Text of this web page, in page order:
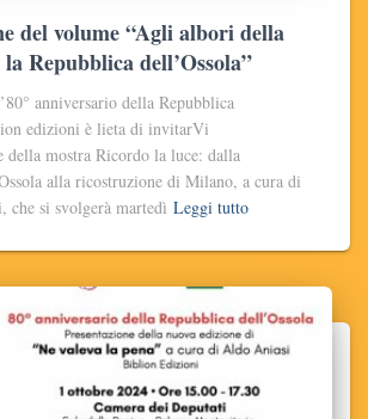
del volume “Agli albori della
Repubblica dell’Ossola”
anniversario della Repubblica
edizioni è lieta di invitarVi
della mostra Ricordo la luce: dalla
alla ricostruzione di Milano, a cura di
che si svolgerà martedì Leggi tutto